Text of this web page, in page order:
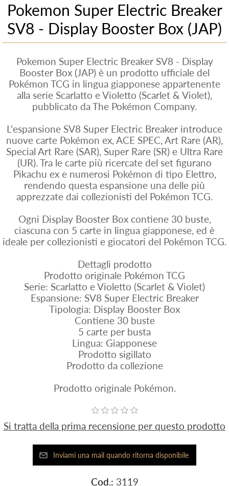
Pokemon Super Electric Breaker
SV8 - Display Booster Box (JAP)
Pokemon Super Electric Breaker SV8 - Display
Booster Box (JAP) è un prodotto ufficiale del
Pokémon TCG in lingua giapponese appartenente
alla serie Scarlatto e Violetto (Scarlet & Violet),
pubblicato da The Pokémon Company.
L'espansione SV8 Super Electric Breaker introduce
nuove carte Pokémon ex, ACE SPEC, Art Rare (AR),
Special Art Rare (SAR), Super Rare (SR) e Ultra Rare
(UR). Tra le carte più ricercate del set figurano
Pikachu ex e numerosi Pokémon di tipo Elettro,
rendendo questa espansione una delle più
apprezzate dai collezionisti del Pokémon TCG.
Ogni Display Booster Box contiene 30 buste,
ciascuna con 5 carte in lingua giapponese, ed è
ideale per collezionisti e giocatori del Pokémon TCG.
Dettagli prodotto
Prodotto originale Pokémon TCG
Serie: Scarlatto e Violetto (Scarlet & Violet)
Espansione: SV8 Super Electric Breaker
Tipologia: Display Booster Box
Contiene 30 buste
5 carte per busta
Lingua: Giapponese
Prodotto sigillato
Prodotto da collezione
Prodotto originale Pokémon.
Si tratta della prima recensione per questo prodotto
Cod.: 3119